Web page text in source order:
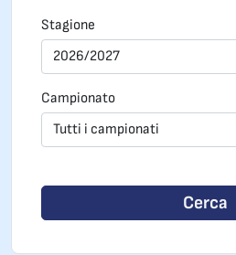
Stagione
2026/2027
Campionato
Tutti i campionati
Cerca